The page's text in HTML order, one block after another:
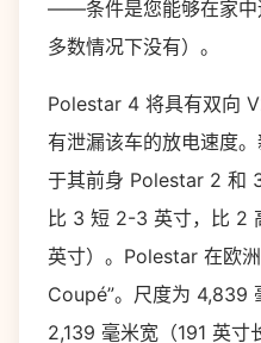
——条件是您能够在家中
多数情况下没有）。
Polestar 4 将具有双向
有泄漏该车的放电速度
于其前身 Polestar 2 和
比 3 短 2-3 英寸，比 2
英寸）。Polestar 在欧
Coupé”。尺度为 4,839
2,139 毫米宽（191 英